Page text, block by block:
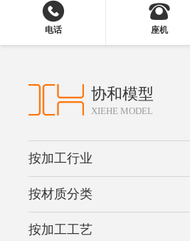
电话 座机
协和模型
XIEHE MODEL
按加工行业
按材质分类
按加工工艺